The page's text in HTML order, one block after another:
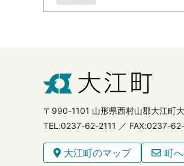
〒990-1101 山形県西村山郡大江町
TEL:0237-62-2111 ／ FAX:0237-
大江町のマップ 町